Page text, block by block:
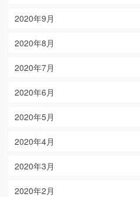
2020年9月
2020年8月
2020年7月
2020年6月
2020年5月
2020年4月
2020年3月
2020年2月